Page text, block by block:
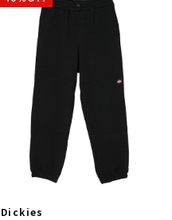
店頭受取サービス
ギフトラッピング
アフターサポート
下取り保証について
よくある質問
店舗一覧
お問い合わせ
ニュース
Dickies